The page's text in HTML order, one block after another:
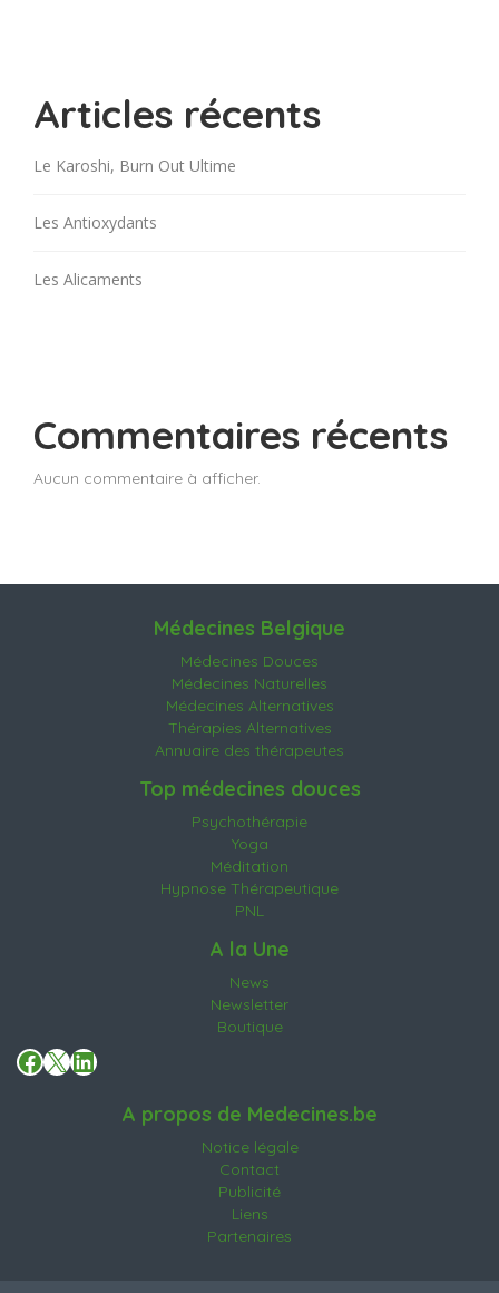
Articles récents
Le Karoshi, Burn Out Ultime
Les Antioxydants
Les Alicaments
Commentaires récents
Aucun commentaire à afficher.
Médecines Belgique
Médecines Douces
Médecines Naturelles
Médecines Alternatives
Thérapies Alternatives
Annuaire des thérapeutes
Top médecines douces
Psychothérapie
Yoga
Méditation
Hypnose Thérapeutique
PNL
A la Une
News
Newsletter
Boutique
Facebook
X LinkedIn
A propos de Medecines.be
Notice légale
Contact
Publicité
Liens
Partenaires